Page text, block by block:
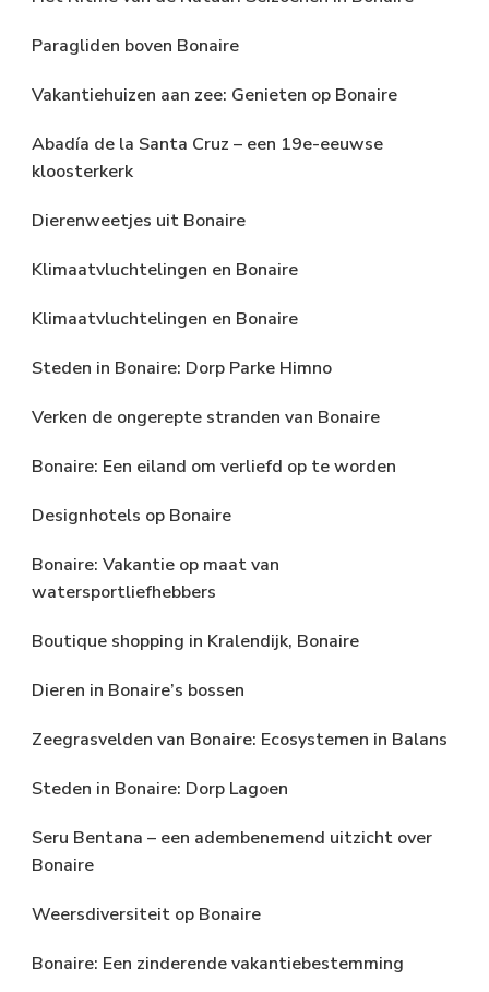
Paragliden boven Bonaire
Vakantiehuizen aan zee: Genieten op Bonaire
Abadía de la Santa Cruz – een 19e-eeuwse
kloosterkerk
Dierenweetjes uit Bonaire
Klimaatvluchtelingen en Bonaire
Klimaatvluchtelingen en Bonaire
Steden in Bonaire: Dorp Parke Himno
Verken de ongerepte stranden van Bonaire
Bonaire: Een eiland om verliefd op te worden
Designhotels op Bonaire
Bonaire: Vakantie op maat van
watersportliefhebbers
Boutique shopping in Kralendijk, Bonaire
Dieren in Bonaire’s bossen
Zeegrasvelden van Bonaire: Ecosystemen in Balans
Steden in Bonaire: Dorp Lagoen
Seru Bentana – een adembenemend uitzicht over
Bonaire
Weersdiversiteit op Bonaire
Bonaire: Een zinderende vakantiebestemming